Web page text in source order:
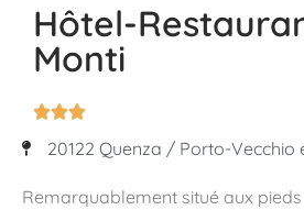
Hôtel-
Monti

20122 Quenza / Porto-Vecchio
Remarquablement situé aux